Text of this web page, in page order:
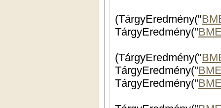
(TárgyEredmény("
TárgyEredmény("
(TárgyEredmény("
TárgyEredmény("
TárgyEredmény("